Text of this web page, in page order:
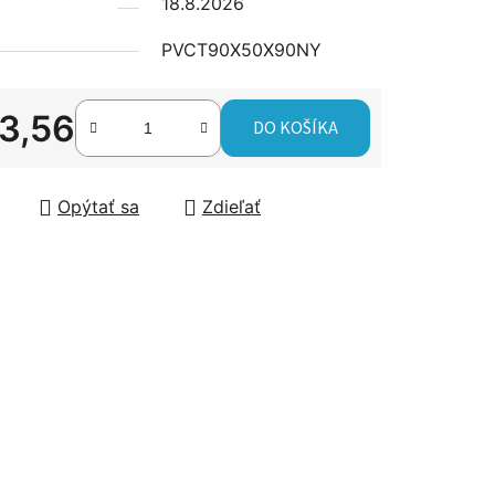
PVCT90X50X90NY
cena:
DO KOŠÍKA
Opýtať sa Zdieľať